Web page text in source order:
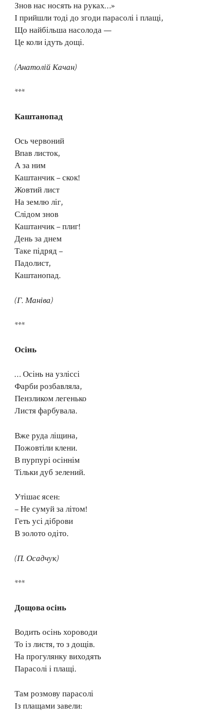
Знов нас носять на руках…»
І прийшли тоді до згоди парасолі і плащі,
Що найбільша насолода —
Це коли ідуть дощі.
(Анатолій Качан)
***
Каштанопад
Ось червоний
Впав листок,
А за ним
Каштанчик – скок!
Жовтий лист
На землю ліг,
Слідом знов
Каштанчик – плиг!
День за днем
Таке підряд –
Падолист,
Каштанопад.
(Г. Маніва)
***
Осінь
… Осінь на узліссі
Фарби розбавляла,
Пензликом легенько
Листя фарбувала.
Вже руда ліщина,
Пожовтіли клени.
В пурпурі осіннім
Тільки дуб зелений.
Утішає ясен:
– Не сумуй за літом!
Геть усі діброви
В золото одіто.
(П. Осадчук)
***
Дощова осінь
Водить осінь хороводи
То із листя, то з дощів.
На прогулянку виходять
Парасолі і плащі.
Там розмову парасолі
Із плащами завели: